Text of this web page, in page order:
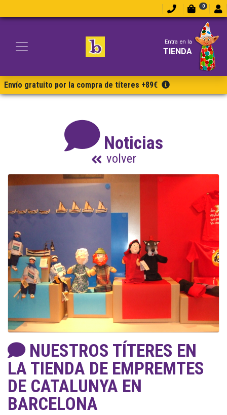
0
Entra en la
TIENDA
Envío gratuito por la compra de títeres +89€
Noticias
volver
NUESTROS TÍTERES EN
LA TIENDA DE EMPREMTES
DE CATALUNYA EN
BARCELONA